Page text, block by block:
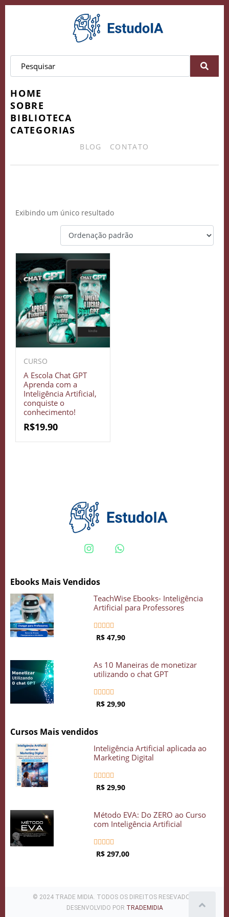
HOME
SOBRE
BIBLIOTECA
CATEGORIAS
BLOG CONTATO
Exibindo um único resultado
CURSO
A Escola Chat GPT
Aprenda com a
Inteligência Artificial,
conquiste o
conhecimento!
R$19.90
Ebooks Mais Vendidos
TeachWise Ebooks- Inteligência
Artificial para Professores
    
R$ 47,90
As 10 Maneiras de monetizar
utilizando o chat GPT
    
R$ 29,90
Cursos Mais vendidos
Inteligência Artificial aplicada ao
Marketing Digital
    
R$ 29,90
Método EVA: Do ZERO ao Curso
com Inteligência Artificial
    
R$ 297,00
© 2024 TRADE MIDIA. TODOS OS DIREITOS RESEVADOS .
DESENVOLVIDO POR TRADEMIDIA
Crie seu Avatar com Inteligência Artificial
COMECE GRÁTIS